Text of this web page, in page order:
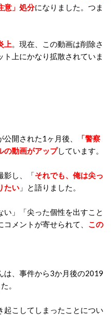
意」処分になりました。つま
上。現在、この動画は削除さ
上にかなり拡散されていま
開された1ヶ月後、
「警察
の動画がアップしています。
影し、「それでも、俺は尖っ
たい 」と語りました。
」「尖った個性を出すこと
メントが寄せられて、 この
は、事件から3か月後の2019
。
起こしてしまったことについ